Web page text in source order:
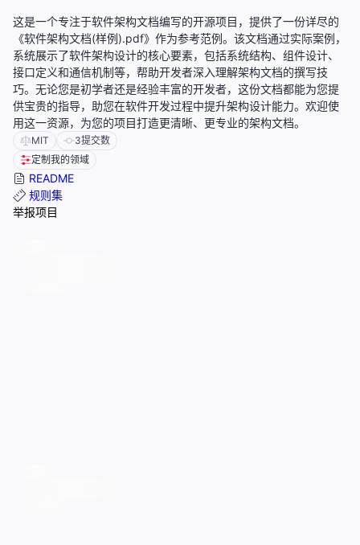
这是一个专注于软件架构文档编写的开源项目，提供了一份详尽的
《软件架构文档(样例).pdf》作为参考范例。该文档通过实际案例，
系统展示了软件架构设计的核心要素，包括系统结构、组件设计、
接口定义和通信机制等，帮助开发者深入理解架构文档的撰写技
巧。无论您是初学者还是经验丰富的开发者，这份文档都能为您提
供宝贵的指导，助您在软件开发过程中提升架构设计能力。欢迎使
用这一资源，为您的项目打造更清晰、更专业的架构文档。
MIT 3提交数
定制我的领域
README
规则集
举报项目